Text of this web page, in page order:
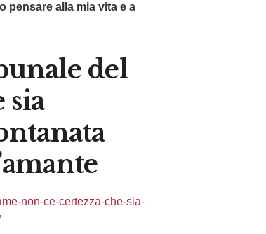
pensare alla mia vita e a
del
sia
non-ce-certezza-che-sia-